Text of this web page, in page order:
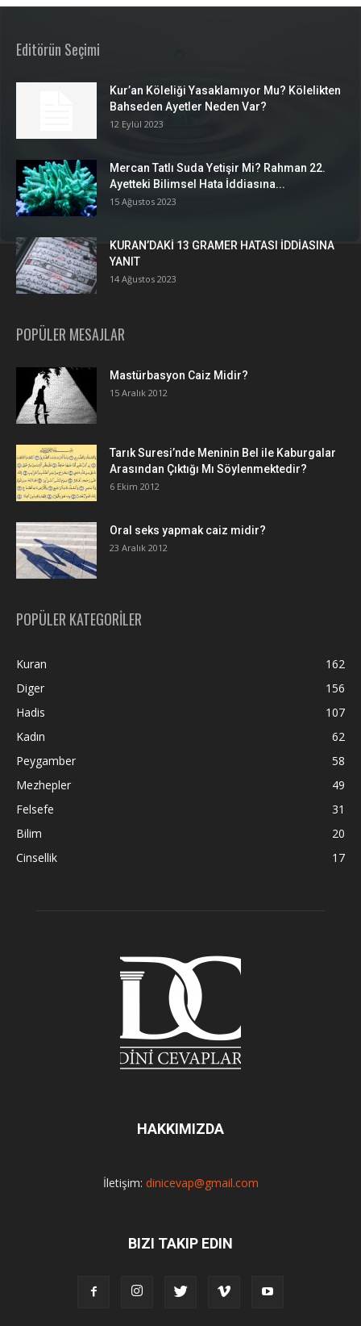
Editörün Seçimi
Kur’an Köleliği Yasaklamıyor Mu? Kölelikten
Bahseden Ayetler Neden Var?
12 Eylül 2023
Mercan Tatlı Suda Yetişir Mi? Rahman 22.
Ayetteki Bilimsel Hata İddiasına...
15 Ağustos 2023
KURAN’DAKİ 13 GRAMER HATASI İDDİASINA
YANIT
14 Ağustos 2023
POPÜLER MESAJLAR
Mastürbasyon Caiz Midir?
15 Aralık 2012
Tarık Suresi’nde Meninin Bel ile Kaburgalar
Arasından Çıktığı Mı Söylenmektedir?
6 Ekim 2012
Oral seks yapmak caiz midir?
23 Aralık 2012
POPÜLER KATEGORİLER
Kuran
162
Diger
156
Hadis
107
Kadın
62
Peygamber
58
Mezhepler
49
Felsefe
31
Bilim
20
Cinsellik
17
HAKKIMIZDA
İletişim: dinicevap@gmail.com
BIZI TAKIP EDIN